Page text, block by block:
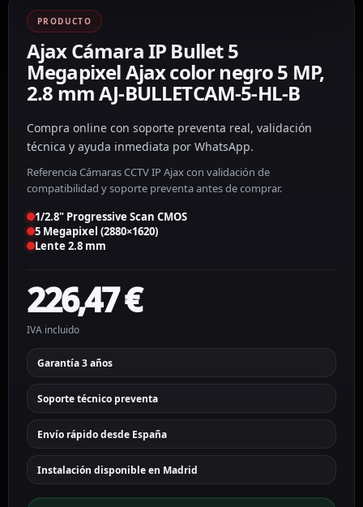
PRODUCTO
Ajax Cámara IP Bullet 5
Megapixel Ajax color negro 5 MP,
2.8 mm AJ-BULLETCAM-5-HL-B
Compra online con soporte preventa real, validación
técnica y ayuda inmediata por WhatsApp.
Referencia Cámaras CCTV IP Ajax con validación de
compatibilidad y soporte preventa antes de comprar.
1/2.8" Progressive Scan CMOS
5 Megapixel (2880×1620)
Lente 2.8 mm
226,47€
IVA incluido
Garantía 3 años
Soporte técnico preventa
Envío rápido desde España
Instalación disponible en Madrid